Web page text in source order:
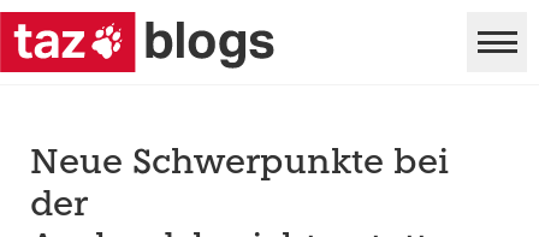
Neue Schwerpunkte bei
der